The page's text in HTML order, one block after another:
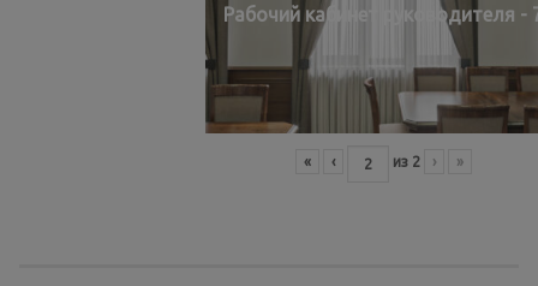
Рабочий кабинет руководителя -
« ‹ из 2 › »